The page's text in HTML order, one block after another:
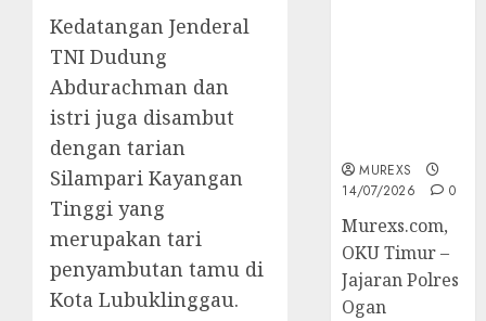
Kedatangan Jenderal
TNI Dudung
Abdurachman dan
istri juga disambut
dengan tarian
Silampari Kayangan
Tinggi yang
merupakan tari
penyambutan tamu di
Kota Lubuklinggau.
MUREXS
14/07/2026
0
Murexs.com,
OKU Timur –
Jajaran Polres
Ogan